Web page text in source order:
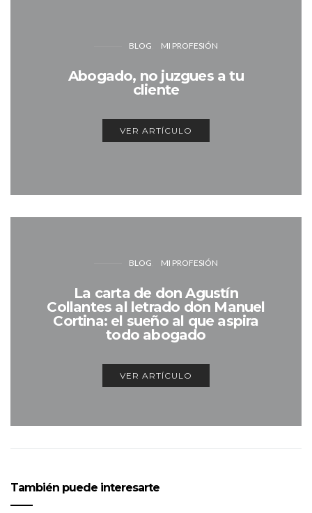
BLOG MI PROFESIÓN
Abogado, no juzgues a tu
cliente
VER ARTÍCULO
BLOG MI PROFESIÓN
La carta de don Agustín
Collantes al letrado don Manuel
Cortina: el sueño al que aspira
todo abogado
VER ARTÍCULO
También puede interesarte